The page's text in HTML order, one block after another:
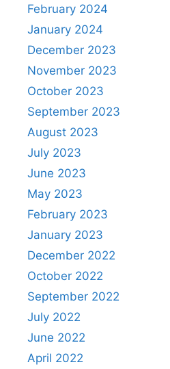
February 2024
January 2024
December 2023
November 2023
October 2023
September 2023
August 2023
July 2023
June 2023
May 2023
February 2023
January 2023
December 2022
October 2022
September 2022
July 2022
June 2022
April 2022